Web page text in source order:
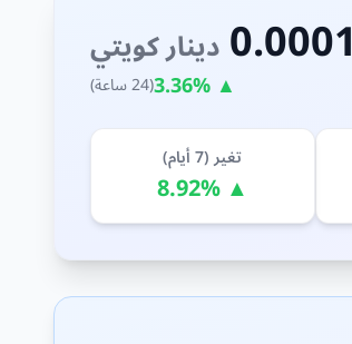
دينار كويتي
▲ 3.36% (24 ساعة)
تغير (7 أيام)
▲ 8.92%